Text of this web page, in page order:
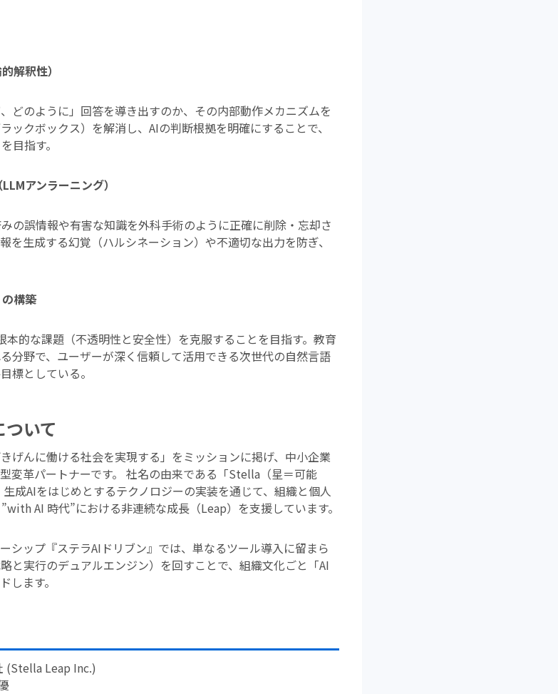
解釈性）
どのように」回答を導き出すのか、その内部動作メカニズムを
ックボックス）を解消し、AIの判断根拠を明確にすることで、
目指す。
アンラーニング）
の誤情報や有害な知識を外科手術のように正確に削除・忘却さ
を生成する幻覚（ハルシネーション）や不適切な出力を防ぎ、
構築
的な課題（不透明性と安全性）を克服することを目指す。教育
分野で、ユーザーが深く信頼して活用できる次世代の自然言語
標としている。
いて
げんに働ける社会を実現する」をミッションに掲げ、中小企業
変革パートナーです。 社名の由来である「Stella（星＝可能
成AIをはじめとするテクノロジーの実装を通じて、組織と個人
AI 時代”における非連続な成長（Leap）を支援しています。
シップ『ステラAIドリブン』では、単なるツール導入に留まら
と実行のデュアルエンジン）を回すことで、組織文化ごと「AI
します。
(Stella Leap Inc.)